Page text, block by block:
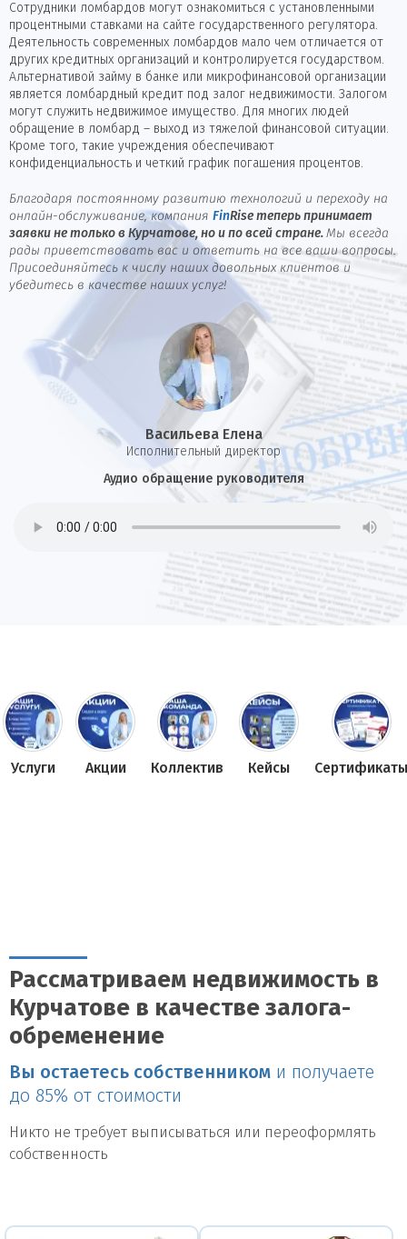
Сотрудники ломбардов могут ознакомиться с установленными
процентными ставками на сайте государственного регулятора.
Деятельность современных ломбардов мало чем отличается от
других кредитных организаций и контролируется государством.
Альтернативой займу в банке или микрофинансовой организации
является ломбардный кредит под залог недвижимости. Залогом
могут служить недвижимое имущество. Для многих людей
обращение в ломбард – выход из тяжелой финансовой ситуации.
Кроме того, такие учреждения обеспечивают
конфиденциальность и четкий график погашения процентов.
Благодаря постоянному развитию технологий и переходу на
онлайн-обслуживание, компания FinRise теперь принимает
заявки не только в Курчатове, но и по всей стране. Мы всегда
рады приветствовать вас и ответить на все ваши вопросы.
Присоединяйтесь к числу наших довольных клиентов и
убедитесь в качестве наших услуг!
Васильева Елена
И сполнительный директор
Аудио обращение руководителя
Услуги Акции Коллектив Кейсы Сертификаты
Рассматриваем недвижимость в
Курчатове в качестве залога-
обременение
Вы остаетесь собственником и получаете
до 85% от стоимости
Никто не требует выписываться или переоформлять
собственность